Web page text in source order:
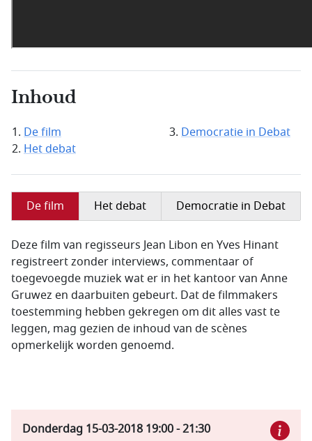
Inhoud
De film
Het debat
Democratie in Debat
De film Het debat Democratie in Debat
Deze film van regisseurs Jean Libon en Yves Hinant
registreert zonder interviews, commentaar of
toegevoegde muziek wat er in het kantoor van Anne
Gruwez en daarbuiten gebeurt. Dat de filmmakers
toestemming hebben gekregen om dit alles vast te
leggen, mag gezien de inhoud van de scènes
opmerkelijk worden genoemd.
Donderdag 15-03-2018 19:00-21:30